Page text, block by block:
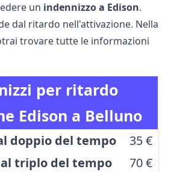
un indennizzo a Edison.
dal ritardo nell'attivazione. Nella
trovare tutte le informazioni
per ritardo
Edison a Belluno
doppio del tempo
35 €
triplo del tempo
70 €